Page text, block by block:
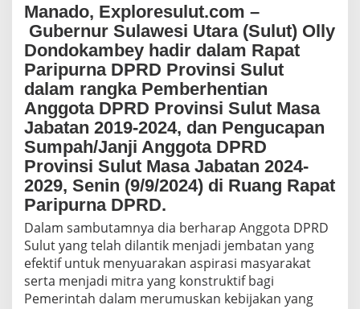
e
l
a
n
t
i
k
a
n
A
n
g
g
o
t
a
D
P
R
D
Manado, Exploresulut.com –
Gubernur Sulawesi Utara (Sulut) Olly
Dondokambey hadir dalam Rapat
Paripurna DPRD Provinsi Sulut
dalam rangka Pemberhentian
Anggota DPRD Provinsi Sulut Masa
Jabatan 2019-2024, dan Pengucapan
Sumpah/Janji Anggota DPRD
Provinsi Sulut Masa Jabatan 2024-
2029, Senin (9/9/2024) di Ruang Rapat
Paripurna DPRD.
Dalam sambutamnya dia berharap Anggota DPRD
Sulut yang telah dilantik menjadi jembatan yang
efektif untuk menyuarakan aspirasi masyarakat
serta menjadi mitra yang konstruktif bagi
Pemerintah dalam merumuskan kebijakan yang